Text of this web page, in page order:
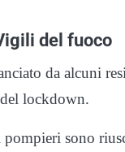
del fuoco
da alcuni
lockdown.
sono